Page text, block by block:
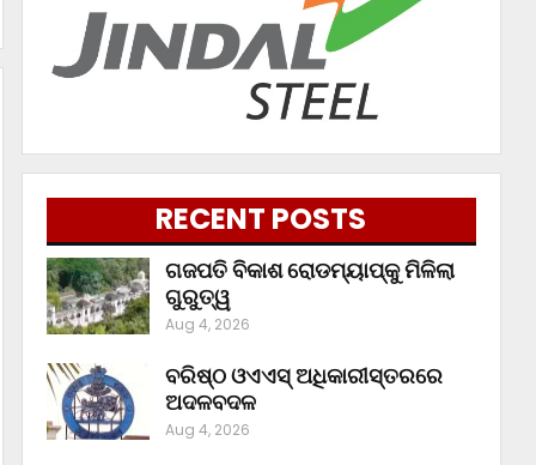
RECENT POSTS
ଗଜପତି ବିକାଶ ରୋଡମ୍ୟାପ୍‌କୁ ମିଳିଲା
ଗୁରୁତ୍ୱ
Aug 4, 2026
ବରିଷ୍ଠ ଓଏଏସ୍‌ ଅଧିକାରୀସ୍ତରରେ
ଅଦଳବଦଳ
Aug 4, 2026